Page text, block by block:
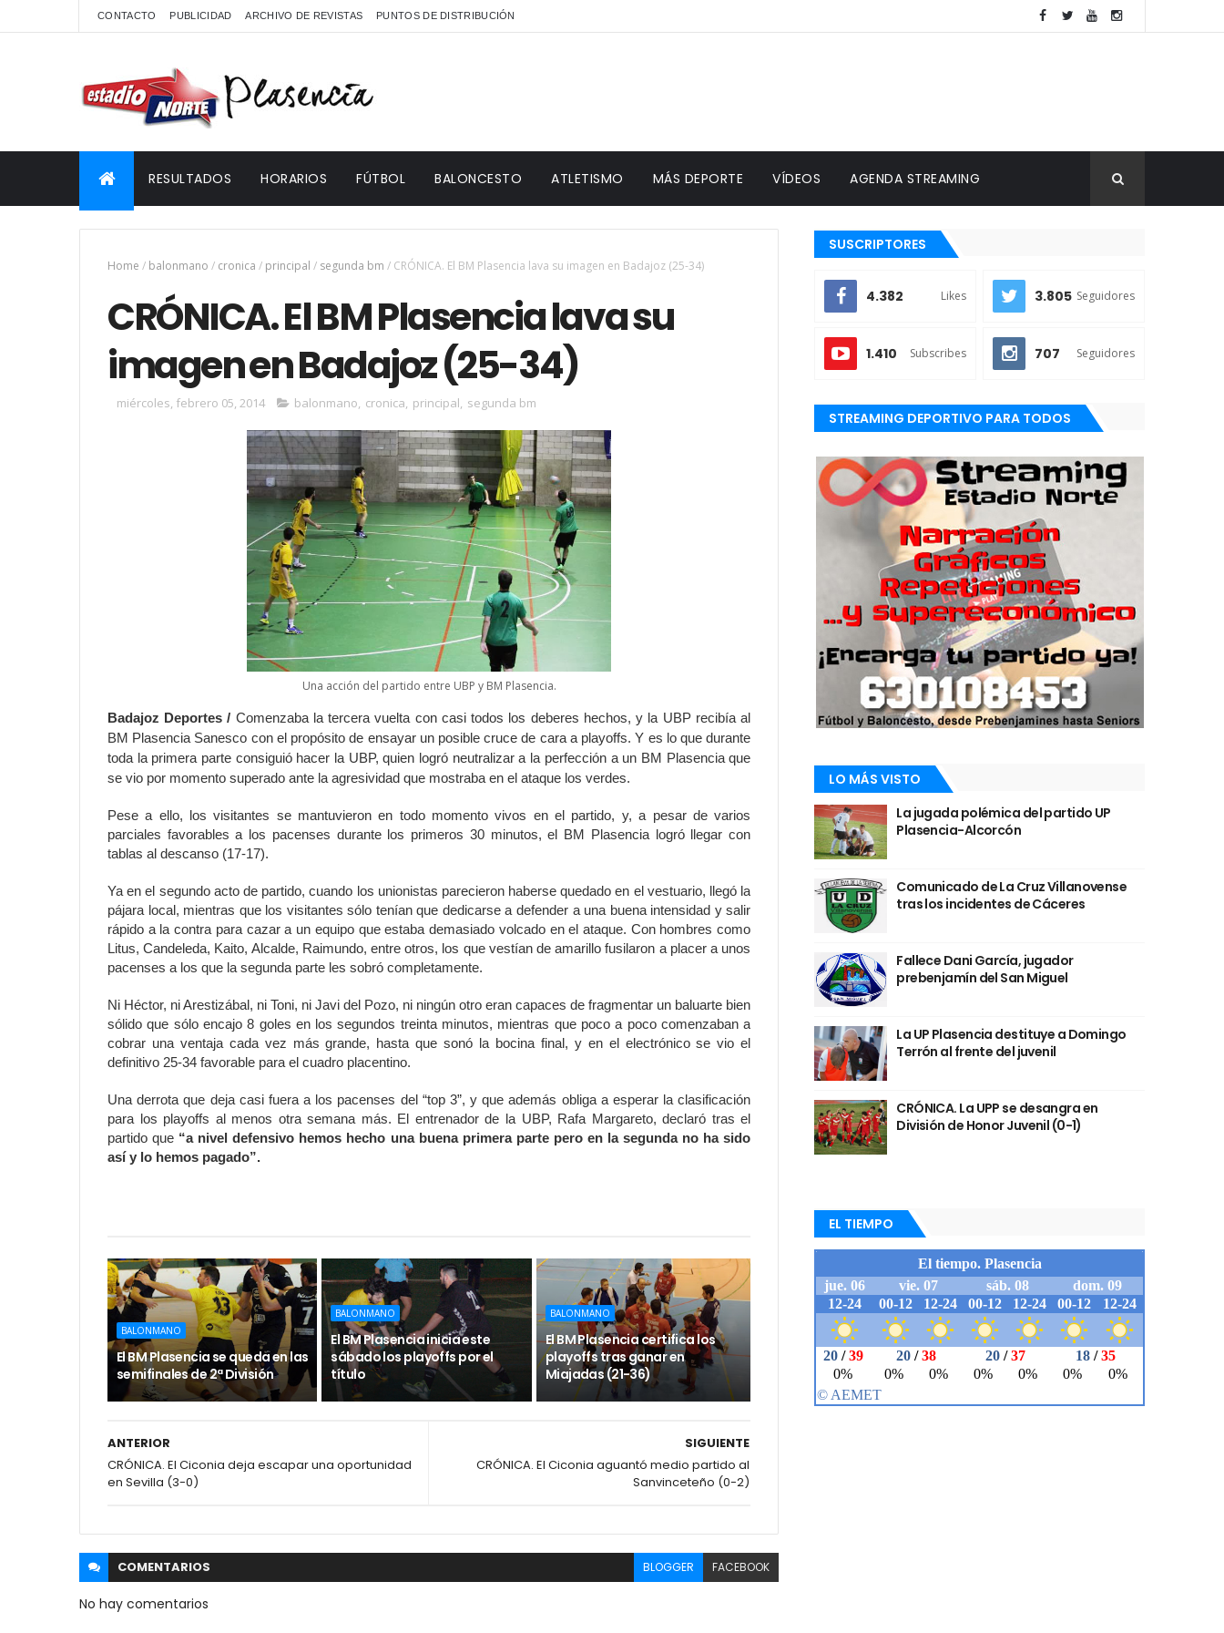
CONTACTO PUBLICIDAD ARCHIVO DE REVISTAS PUNTOS DE DISTRIBUCIÓN
RESULTADOS HORARIOS FÚTBOL BALONCESTO ATLETISMO MÁS DEPORTE VÍDEOS AGENDA STREAMING
Home / balonmano / cronica / principal / segunda bm / CRÓNICA. El BM Plasencia lava su imagen en Badajoz (25-34)
CRÓNICA. El BM Plasencia lava su
imagen en Badajoz (25-34)
miércoles, febrero 05, 2014 balonmano, cronica, principal, segunda bm
Una acción del partido entre UBP y BM Plasencia.
Badajoz Deportes / Comenzaba la tercera vuelta con casi todos los deberes hechos, y la UBP recibía al
BM Plasencia Sanesco con el propósito de ensayar un posible cruce de cara a playoffs. Y es lo que durante
toda la primera parte consiguió hacer la UBP, quien logró neutralizar a la perfección a un BM Plasencia que
se vio por momento superado ante la agresividad que mostraba en el ataque los verdes.
Pese a ello, los visitantes se mantuvieron en todo momento vivos en el partido, y, a pesar de varios
parciales favorables a los pacenses durante los primeros 30 minutos, el BM Plasencia logró llegar con
tablas al descanso (17-17).
Ya en el segundo acto de partido, cuando los unionistas parecieron haberse quedado en el vestuario, llegó la
pájara local, mientras que los visitantes sólo tenían que dedicarse a defender a una buena intensidad y salir
rápido a la contra para cazar a un equipo que estaba demasiado volcado en el ataque. Con hombres como
Litus, Candeleda, Kaito, Alcalde, Raimundo, entre otros, los que vestían de amarillo fusilaron a placer a unos
pacenses a los que la segunda parte les sobró completamente.
Ni Héctor, ni Arestizábal, ni Toni, ni Javi del Pozo, ni ningún otro eran capaces de fragmentar un baluarte bien
sólido que sólo encajo 8 goles en los segundos treinta minutos, mientras que poco a poco comenzaban a
cobrar una ventaja cada vez más grande, hasta que sonó la bocina final, y en el electrónico se vio el
definitivo 25-34 favorable para el cuadro placentino.
Una derrota que deja casi fuera a los pacenses del “top 3”, y que además obliga a esperar la clasificación
para los playoffs al menos otra semana más. El entrenador de la UBP, Rafa Margareto, declaró tras el
partido que “a nivel defensivo hemos hecho una buena primera parte pero en la segunda no ha sido
así y lo hemos pagado”.
BALONMANO
El BM Plasencia se queda en las
semifinales de 2ª División
BALONMANO
El BM Plasencia inicia este
sábado los playoffs por el
título
BALONMANO
El BM Plasencia certifica los
playoffs tras ganar en
Miajadas (21-36)
SIGUIENTE
CRÓNICA. El Ciconia aguantó medio partido al
Sanvinceteño (0-2)
ANTERIOR
CRÓNICA. El Ciconia deja escapar una oportunidad
en Sevilla (3-0)
COMENTARIOS BLOGGER FACEBOOK
No hay comentarios
SUSCRIPTORES
4.382 Likes 3.805 Seguidores
1.410 Subscribes 707 Seguidores
STREAMING DEPORTIVO PARA TODOS
LO MÁS VISTO
La jugada polémica del partido UP
Plasencia-Alcorcón
Comunicado de La Cruz Villanovense
tras los incidentes de Cáceres
Fallece Dani García, jugador
prebenjamín del San Miguel
La UP Plasencia destituye a Domingo
Terrón al frente del juvenil
CRÓNICA. La UPP se desangra en
División de Honor Juvenil (0-1)
EL TIEMPO